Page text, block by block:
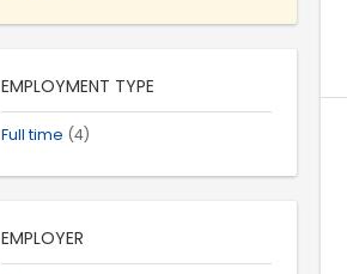
EMPLOYMENT TYPE
Full time (4)
EMPLOYER